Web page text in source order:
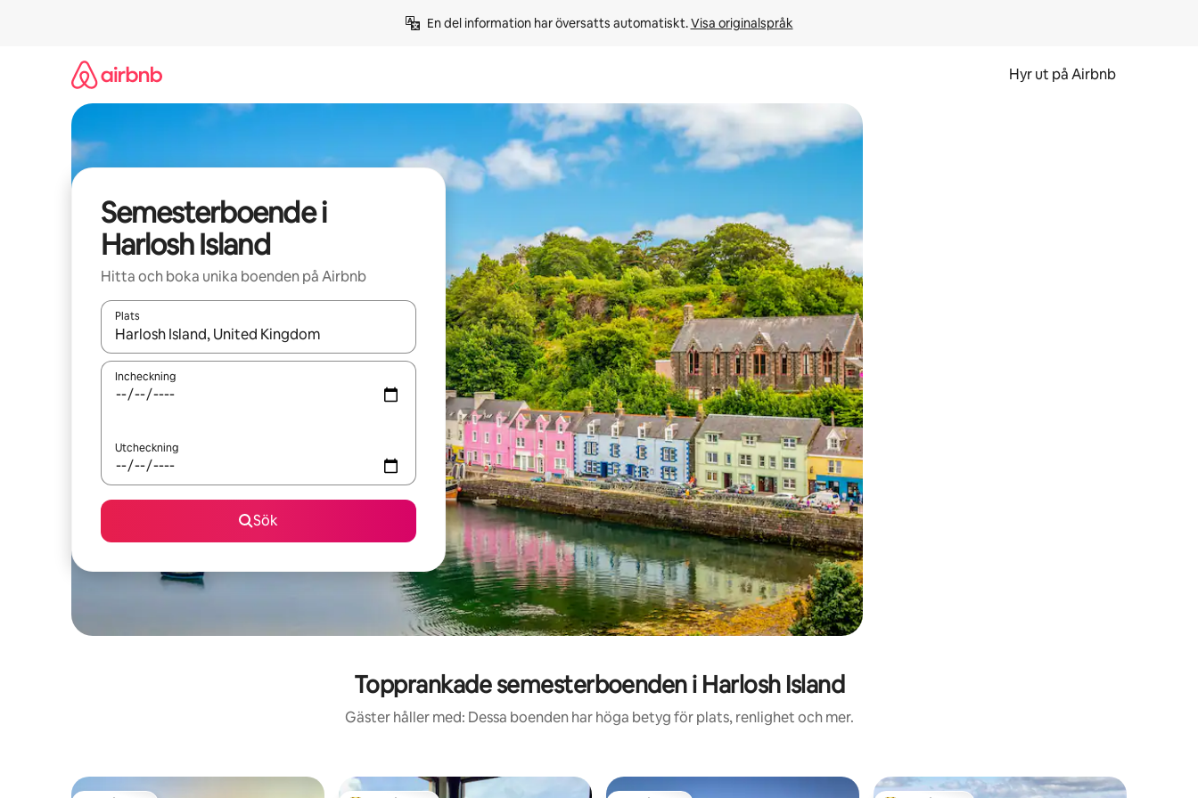
En del information har översatts automatiskt. Visa originalspråk
Hyr ut på Airbnb
Semesterboende i
Harlosh Island
Hitta och boka unika boenden på Airbnb
Plats
När resultaten är tillgängliga kan du navigera med upp- och nedåtpilarna eller utforska genom att trycka eller svepa.
Incheckning
Utcheckning
Sök
Topprankade semesterboenden i Harlosh Island
Gäster håller med: Dessa boenden har höga betyg för plats, renlighet och mer.